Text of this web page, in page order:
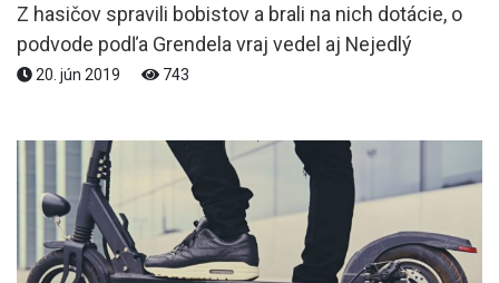
Z hasičov spravili bobistov a brali na nich dotácie, o
podvode podľa Grendela vraj vedel aj Nejedlý
20. jún 2019 743